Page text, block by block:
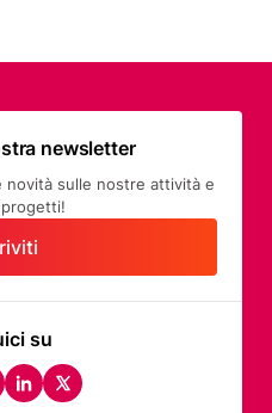
su
linkedin
twitter
newsletter
novità sulle nostre attività e